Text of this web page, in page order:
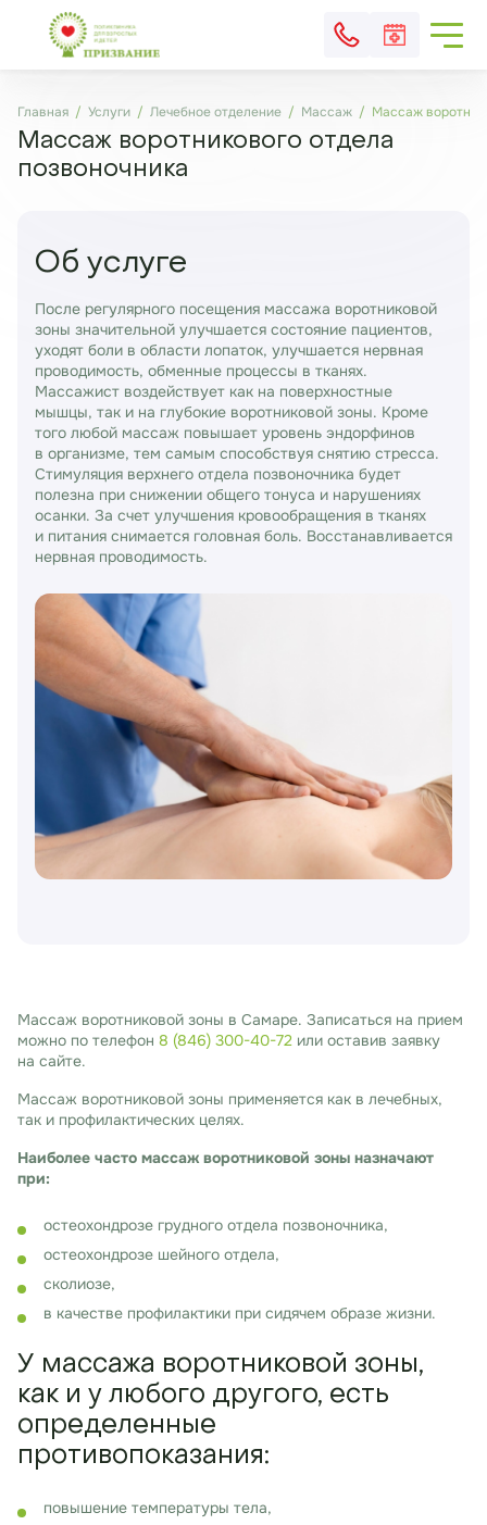
Главная Услуги Лечебное отделение Массаж Массаж
Массаж воротникового отдела
позвоночника
Об услуге
После регулярного посещения массажа воротниковой
зоны значительной улучшается состояние пациентов,
уходят боли в области лопаток, улучшается нервная
проводимость, обменные процессы в тканях.
Массажист воздействует как на поверхностные
мышцы, так и на глубокие воротниковой зоны. Кроме
того любой массаж повышает уровень эндорфинов
в организме, тем самым способствуя снятию стресса.
Стимуляция верхнего отдела позвоночника будет
полезна при снижении общего тонуса и нарушениях
осанки. За счет улучшения кровообращения в тканях
и питания снимается головная боль. Восстанавливается
нервная проводимость.
Массаж воротниковой зоны в Самаре. Записаться на прием
можно по телефон 8 (846) 300-40-72 или оставив заявку
на сайте.
Массаж воротниковой зоны применяется как в лечебных,
так и профилактических целях.
Наиболее часто массаж воротниковой зоны назначают
при:
остеохондрозе грудного отдела позвоночника,
остеохондрозе шейного отдела,
сколиозе,
в качестве профилактики при сидячем образе жизни.
У массажа воротниковой зоны,
как и у любого другого, есть
определенные
противопоказания:
повышение температуры тела,